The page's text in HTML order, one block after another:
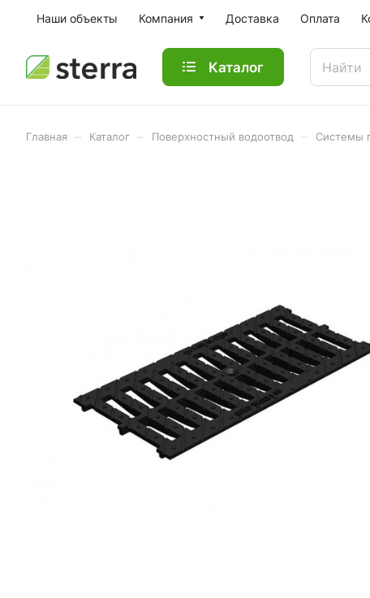
Наши объекты Компания Доставка Оплата
Каталог
Главная Каталог Поверхностный водоотвод Системы